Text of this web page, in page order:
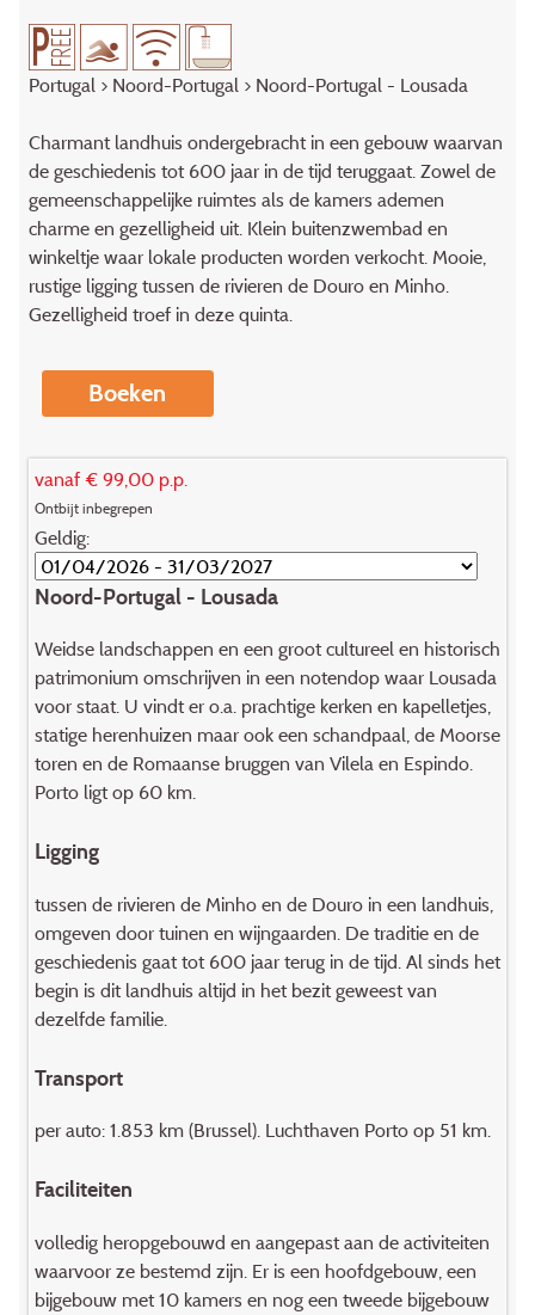
Portugal> Noord-Portugal> Noord-Portugal - Lousada
Charmant landhuis ondergebracht in een gebouw waarvan
de geschiedenis tot 600 jaar in de tijd teruggaat. Zowel de
gemeenschappelijke ruimtes als de kamers ademen
charme en gezelligheid uit. Klein buitenzwembad en
winkeltje waar lokale producten worden verkocht. Mooie,
rustige ligging tussen de rivieren de Douro en Minho.
Gezelligheid troef in deze quinta.
Boeken
vanaf € 99,00 p.p.
Ontbijt inbegrepen
Geldig:
Noord-Portugal - Lousada
Weidse landschappen en een groot cultureel en historisch
patrimonium omschrijven in een notendop waar Lousada
voor staat. U vindt er o.a. prachtige kerken en kapelletjes,
statige herenhuizen maar ook een schandpaal, de Moorse
toren en de Romaanse bruggen van Vilela en Espindo.
Porto ligt op 60 km.
Ligging
tussen de rivieren de Minho en de Douro in een landhuis,
omgeven door tuinen en wijngaarden. De traditie en de
geschiedenis gaat tot 600 jaar terug in de tijd. Al sinds het
begin is dit landhuis altijd in het bezit geweest van
dezelfde familie.
Transport
per auto: 1.853 km (Brussel). Luchthaven Porto op 51 km.
Faciliteiten
volledig heropgebouwd en aangepast aan de activiteiten
waarvoor ze bestemd zijn. Er is een hoofdgebouw, een
bijgebouw met 10 kamers en nog een tweede bijgebouw